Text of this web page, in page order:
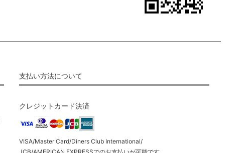
支払い方法について
クレジットカード決済
VISA/Master Card/Diners Club International/